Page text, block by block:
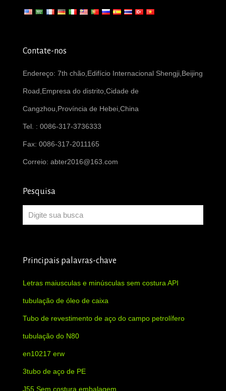
Contate-nos
Endereço: 7th chão,Edifício Internacional Shengji,Beijing
Road,Empresa do distrito,Cidade de
Cangzhou,Província de Hebei,China
Tel. : 0086-317-3736333
Fax: 0086-317-2011165
Correio: abter2016@163.com
Pesquisa
Principais palavras-chave
Letras maiusculas e minúsculas sem costura API
tubulação de óleo de caixa
Tubo de revestimento de aço do campo petrolífero
tubulação do N80
en10217 erw
3tubo de aço de PE
J55 Sem costura embalagem